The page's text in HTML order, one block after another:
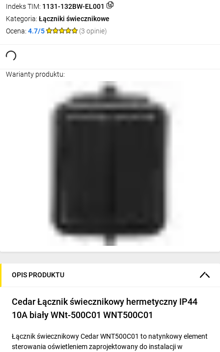
Indeks TIM: 1131-132BW-EL001
Kategoria: Łączniki świecznikowe
Ocena: 4.7/5 (3 opinie)
Warianty produktu:
OPIS PRODUKTU
Cedar Łącznik świecznikowy hermetyczny IP44
10A biały WNt-500C01 WNT500C01
Łącznik świecznikowy Cedar WNT500C01 to natynkowy element
sterowania oświetleniem zaprojektowany do instalacji w